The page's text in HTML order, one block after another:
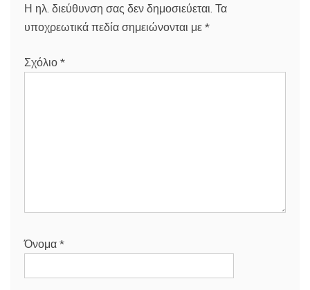
Η ηλ. διεύθυνση σας δεν δημοσιεύεται. Τα
υποχρεωτικά πεδία σημειώνονται με *
Σχόλιο *
Όνομα *